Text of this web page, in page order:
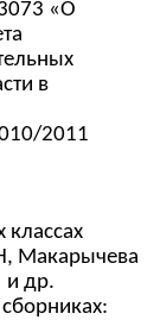
«О
в
2011
Макарычева
и др.